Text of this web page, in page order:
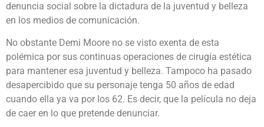
denuncia social sobre la dictadura de la juventud y belleza
en los medios de comunicación.
No obstante Demi Moore no se visto exenta de esta
polémica por sus continuas operaciones de cirugía estética
para mantener esa juventud y belleza. Tampoco ha pasado
desapercibido que su personaje tenga 50 años de edad
cuando ella ya va por los 62. Es decir, que la película no deja
de caer en lo que pretende denunciar.